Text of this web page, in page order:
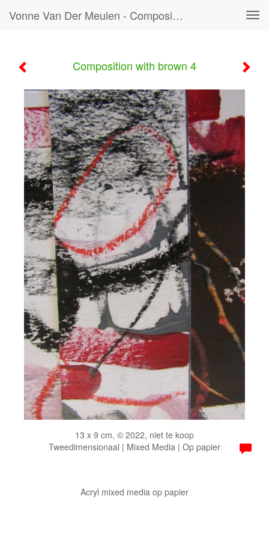
Vonne Van Der Meulen - Composition With Brown 4
Composition with brown 4
13 x 9 cm, © 2022, niet te koop
Tweedimensionaal | Mixed Media | Op papier
Acryl mixed media op papier